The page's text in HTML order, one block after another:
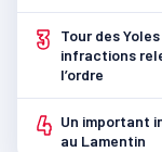
3
Tour des
infractions
l’ordre
4 Un important
au Lamentin